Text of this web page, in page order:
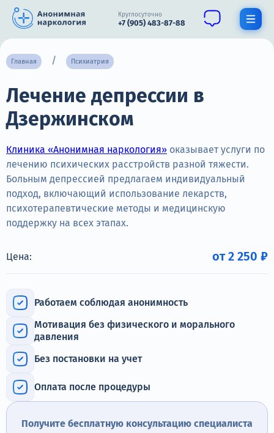
Круглосуточно
+7 (905) 483-87-88
О нас
Наркомания
Алкоголизм
Нарколог
Стационар
Психиатрия
Цены
Контакты
+7 (905) 483-87-88
Дзержинский, ул. Ленина, 24
Главная Психиатрия
Лечение депрессии в
Дзержинском
Клиника «Анонимная наркология» оказывает услуги по
лечению психических расстройств разной тяжести.
Больным депрессией предлагаем индивидуальный
подход, включающий использование лекарств,
психотерапевтические методы и медицинскую
поддержку на всех этапах.
Цена: от 2 250 ₽
Работаем соблюдая анонимность
Мотивация без физического и морального
давления
Без постановки на учет
Оплата после процедуры
Получите бесплатную консультацию специалиста